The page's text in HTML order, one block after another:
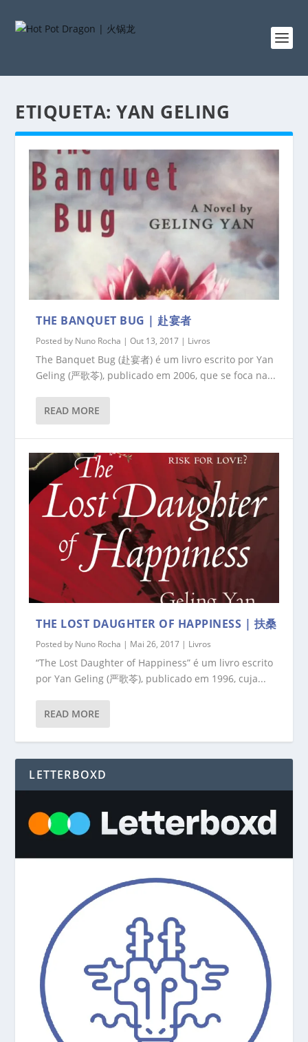
ETIQUETA:YAN GELING
THE BANQUET BUG | 赴宴者
Posted by Nuno Rocha |Out 13, 2017 | Livros
The Banquet Bug (赴宴者) é um livro escrito por Yan
Geling (严歌苓), publicado em 2006, que se foca na...
READ MORE
THE LOST DAUGHTER OF HAPPINESS | 扶桑
Posted by Nuno Rocha | Mai 26, 2017 | Livros
“The Lost Daughter of Happiness” é um livro escrito
por Yan Geling (严歌苓), publicado em 1996, cuja...
READ MORE
LETTERBOXD